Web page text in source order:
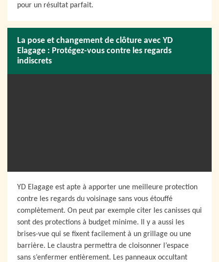
pour un résultat parfait.
La pose et changement de clôture avec YD
Elagage : Protégez-vous contre les regards
indiscrets
YD Elagage est apte à apporter une meilleure protection
contre les regards du voisinage sans vous étouffé
complètement. On peut par exemple citer les canisses qui
sont des protections à budget minime. Il y a aussi les
brises-vue qui se fixent facilement à un grillage ou une
barrière. Le claustra permettra de cloisonner l’espace
sans s’enfermer entièrement. Les panneaux occultant